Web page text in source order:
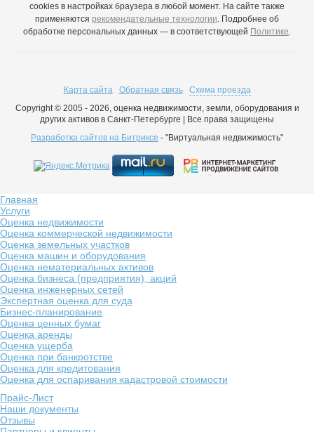
cookies в настройках браузера в любой момент. На сайте также
применяются рекомендательные технологии . Подробнее об
обработке персональных данных — в соответствующей Политике
Карта сайта Обратная связь
Схема проезда
Copyright © 2005 - 2026, оценка недвижимости, земли, оборудования и
других активов в Санкт-Петербурге | Все права защищены
Разработка сайтов на Битриксе - "Виртуальная недвижимость"
Главная
Услуги
Оценка недвижимости
Оценка коммерческой недвижимости
Оценка земельных участков
Оценка машин и оборудования
Оценка нематериальных активов
Оценка бизнеса (предприятия), акций
Оценка инженерных сетей
Экспертная оценка для суда
Бизнес-планирование
Оценка ценных бумаг
Оценка аренды
Оценка ущерба
Оценка при банкротстве
Оценка для кредитования
Оценка для оспаривания кадастровой стоимости
Прайс-Лист
Наши документы
Отзывы